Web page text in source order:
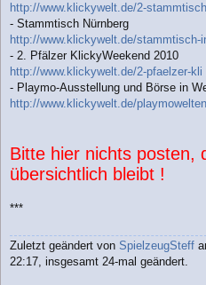
http://www.klickywelt.de/2-
- Stammtisch Nürnberg
http://www.klickywelt.de/stammtisch-
- 2. Pfälzer KlickyWeekend 2010
http://www.klickywelt.de/2-pfaelzer-kli
- Playmo-Ausstellung und Börse in
http://www.klickywelt.de/
Bitte hier nichts posten,
übersichtlich bleibt !
***
Zuletzt geändert von SpielzeugSteff
22:17, insgesamt 24-mal geändert.